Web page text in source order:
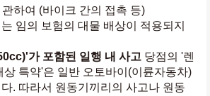
하여 (바이크 간의 접촉 등)
임의 보험의 대물 배상이 적용되지
가 포함된 일행 내 사고 당점의 '렌
상 특약'은 일반 오토바이(이륜자동차)
. 따라서 원동기끼리의 사고나 원동